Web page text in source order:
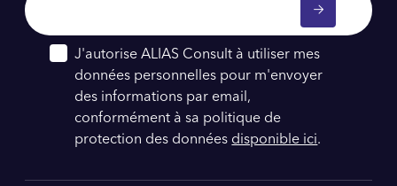
J'autorise ALIAS Consult à utiliser mes
données personnelles pour m'envoyer
des informations par email,
conformément à sa politique de
protection des données disponible ici.